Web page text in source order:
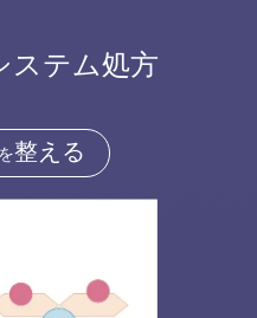
ステム処方
整える